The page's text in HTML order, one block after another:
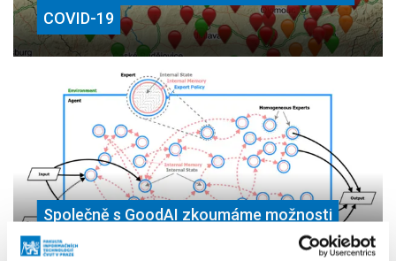
COVID-19
Společně s GoodAI zkoumáme možnosti
obecné umělé inteligence